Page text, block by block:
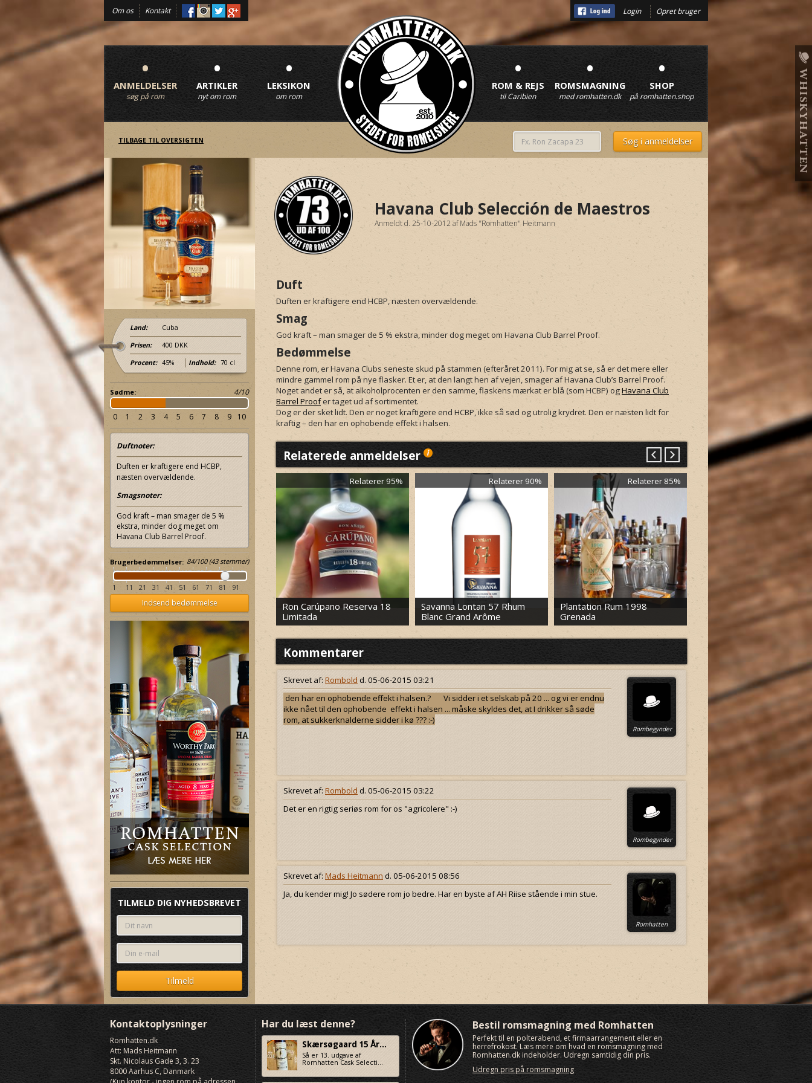
Om os Kontakt Login Opret bruger
•
ANMELDELSER
søg på rom
•
ARTIKLER
nyt om rom
•
LEKSIKON
om rom
•
ROM & REJS
til Caribien
•
ROMSMAGNING
med romhatten.dk
•
SHOP
på romhatten.shop
TILBAGE TIL OVERSIGTEN
Havana Club Selección de Maestros
Anmeldt d. 25-10-2012 afMads "Romhatten" Heitmann
Duft
Duften er kraftigere end HCBP, næsten overvældende.
Smag
God kraft – man smager de 5 % ekstra, minder dog meget om Havana Club Barrel Proof.
Bedømmelse
Denne rom, er Havana Clubs seneste skud på stammen (efteråret 2011). For mig at se, så er det mere eller
mindre gammel rom på nye flasker. Et er, at den langt hen af vejen, smager af Havana Club’s Barrel Proof.
Noget andet er så, at alkoholprocenten er den samme, flaskens mærkat er blå (som HCBP) ogHavana Club
Barrel Proofer taget ud af sortimentet.
Dog er der sket lidt. Den er noget kraftigere end HCBP, ikke så sød og utrolig krydret. Den er næsten lidt for
kraftig – den har en ophobende effekt i halsen.
Relaterede anmeldelser
Relaterer 8%
Gold of Mauritius Dark Rum
Saint James Rhum XO Extra
Old Agricole
Relaterer 95%
Ron Carúpano Reserva 18
Limitada
Relaterer 90%
Savanna Lontan 57 Rhum
Blanc Grand Arôme
Relaterer 85%
Plantation Rum 1998
Grenada
Plantation Rum 1998
Kommentarer
Skrevet af: Rombold d. 05-06-2015 03:21
den har en ophobende effekt i halsen.? Vi sidder i et selskab på 20 ... og vi er endnu
ikke nået til den ophobende effekt i halsen ... måske skyldes det, at I drikker så søde
rom, at sukkerknalderne sidder i kø ??? :-)
Rombegynder
Skrevet af: Rombold d. 05-06-2015 03:22
Det er en rigtig seriøs rom for os "agricolere" :-)
Rombegynder
Skrevet af: Mads Heitmann d. 05-06-2015 08:56
Ja, du kender mig! Jo sødere rom jo bedre. Har en byste af AH Riise stående i min stue.
Romhatten
Land: Cuba
Prisen: 400 DKK
Procent: 45% Indhold: 70 cl
Sødme: 4/10
0 1 2 3 4 5 6 7 8 9 10
Duftnoter:
Duften er kraftigere end HCBP,
næsten overvældende.
Smagsnoter:
God kraft – man smager de 5 %
ekstra, minder dog meget om
Havana Club Barrel Proof.
Brugerbedømmelser: 84/100(43stemmer)
1 11 21 31 41 51 61 71 81 91
Indsend bedømmelse
TILMELD DIG NYHEDSBREVET
Kontaktoplysninger
Romhatten.dk
Att: Mads Heitmann
Skt. Nicolaus Gade 3, 3. 23
8000Aarhus C, Danmark
Har du læst denne?
Skærsøgaard 15 År...
Så er 13. udgave af
Romhatten Cask Selecti...
Bestil romsmagning med Romhatten
Perfekt til en polterabend, et firmaarrangement eller en
herrefrokost. Læs mere om hvad en romsmagning med
Romhatten.dk indeholder. Udregn samtidig din pris.
Udregn pris på romsmagning